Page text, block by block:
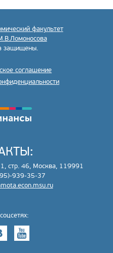
факультет
защищены.
соглашение
стр. 46, Москва, 119991
939-35-37